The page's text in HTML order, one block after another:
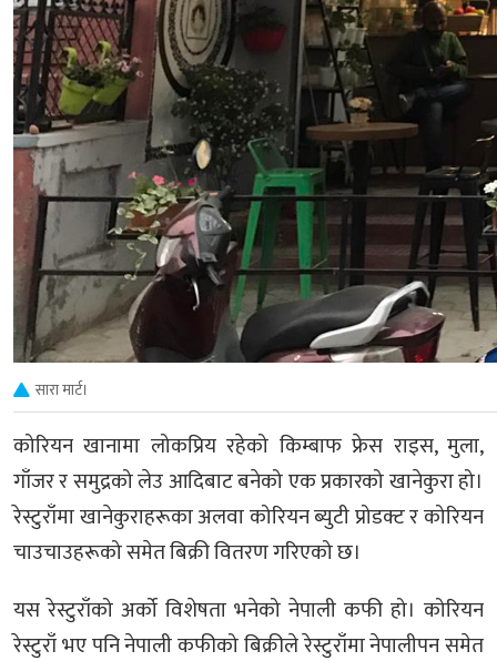
सारा मार्ट।
कोरियन खानामा लोकप्रिय रहेको किम्बाफ फ्रेस राइस, मुला,
गाँजर र समुद्रको लेउ आदिबाट बनेको एक प्रकारको खानेकुरा हो।
रेस्टुराँमा खानेकुराहरूका अलवा कोरियन ब्युटी प्रोडक्ट र कोरियन
चाउचाउहरूको समेत बिक्री वितरण गरिएको छ।
यस रेस्टुराँको अर्को विशेषता भनेको नेपाली कफी हो। कोरियन
रेस्टुराँ भए पनि नेपाली कफीको बिक्रीले रेस्टुराँमा नेपालीपन समेत